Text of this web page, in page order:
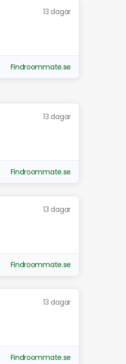
13 dagar
Findroommate.se
13 dagar
Findroommate.se
13 dagar
Findroommate.se
13 dagar
Findroommate.se